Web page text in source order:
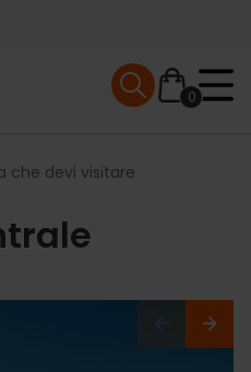
0
Mobile menu
che devi visitare